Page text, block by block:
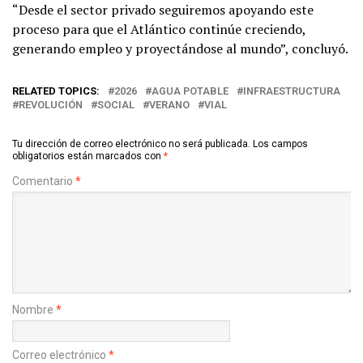
“Desde el sector privado seguiremos apoyando este
proceso para que el Atlántico continúe creciendo,
generando empleo y proyectándose al mundo”, concluyó.
RELATED TOPICS: 2026 AGUA POTABLE
INFRAESTRUCTURA
REVOLUCIÓN
SOCIAL VERANO VIAL
Tu dirección de correo electrónico no será publicada. Los campos
obligatorios están marcados con *
Comentario *
Nombre *
Correo electrónico *